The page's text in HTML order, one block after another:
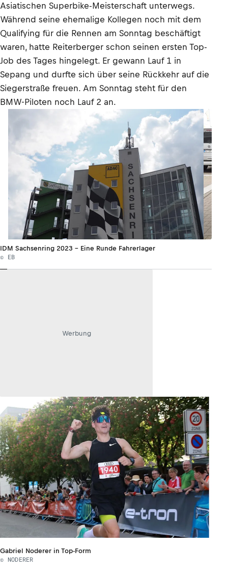
Asiatischen Superbike-Meisterschaft unterwegs.
Während seine ehemalige Kollegen noch mit dem
Qualifying für die Rennen am Sonntag beschäftigt
waren, hatte Reiterberger schon seinen ersten Top-
Job des Tages hingelegt. Er gewann Lauf 1 in
Sepang und durfte sich über seine Rückkehr auf die
Siegerstraße freuen. Am Sonntag steht für den
BMW-Piloten noch Lauf 2 an.
IDM Sachsenring 2023 – Eine Runde Fahrerlager
© EB
Werbung
Gabriel Noderer in Top-Form
© NODERER